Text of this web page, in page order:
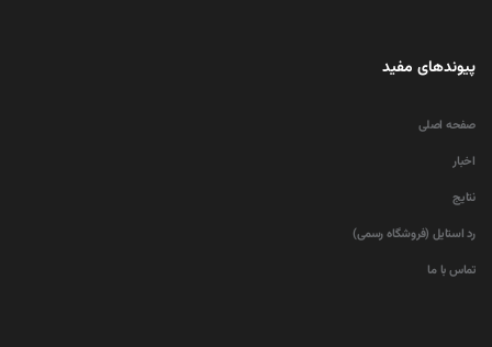
پیوندهای مفید
صفحه اصلی
اخبار
نتایج
رد استایل (فروشگاه رسمی)
تماس با ما